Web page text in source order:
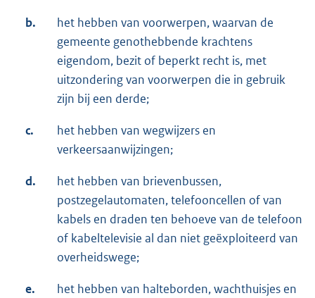
b.
het hebben van voorwerpen, waarvan de
gemeente genothebbende krachtens
eigendom, bezit of beperkt recht is, met
uitzondering van voorwerpen die in gebruik
zijn bij een derde;
c.
het hebben van wegwijzers en
verkeersaanwijzingen;
d.
het hebben van brievenbussen,
postzegelautomaten, telefooncellen of van
kabels en draden ten behoeve van de telefoon
of kabeltelevisie al dan niet geëxploiteerd van
overheidswege;
e.
het hebben van halteborden, wachthuisjes en